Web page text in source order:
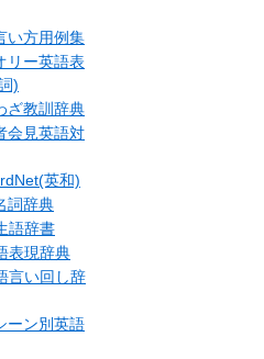
い方用例集
リー英語表
)
ざ教訓辞典
会見英語対
英和)
詞辞典
語辞書
表現辞典
言い回し辞
ーン別英語